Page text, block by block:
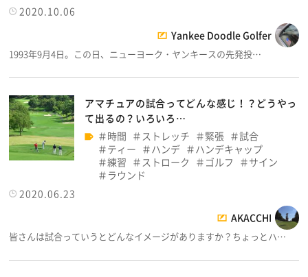
2020.10.06
Yankee Doodle Golfer
1993年9月4日。この日、ニューヨーク・ヤンキースの先発投…
アマチュアの試合ってどんな感じ！？どうやっ
て出るの？いろいろ…
時間
ストレッチ 緊張
試合
ティー
ハンデ
ハンデキャップ
練習
ストローク ゴルフ
サイン
ラウンド
2020.06.23
AKACCHI
皆さんは試合っていうとどんなイメージがありますか？ちょっとハ…